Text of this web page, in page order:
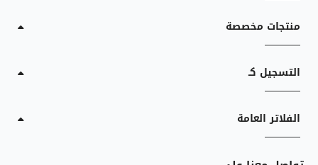
منتجات مخصصة
التسجيل كـ
الفلاتر العامة